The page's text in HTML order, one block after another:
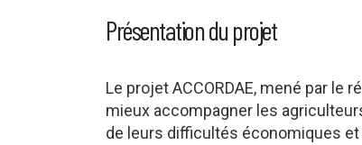
Présentation du projet
Le projet ACCORDAE, mené par le
mieux accompagner les
de leurs difficultés économiques